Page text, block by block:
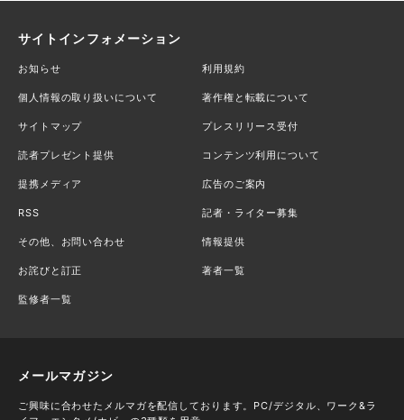
サイトインフォメーション
お知らせ 利用規約
個人情報の取り扱いについて 著作権と転載について
サイトマップ プレスリリース受付
読者プレゼント提供 コンテンツ利用について
提携メディア 広告のご案内
RSS 記者・ライター募集
その他、お問い合わせ 情報提供
お詫びと訂正 著者一覧
監修者一覧
メールマガジン
ご興味に合わせたメルマガを配信しております。PC/デジタル、ワーク&ラ